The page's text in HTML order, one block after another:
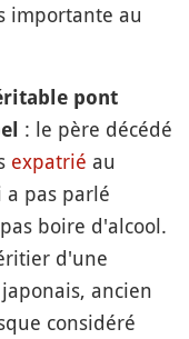
importante au
pont
: le père décédé
expatrié au
pas parlé
boire d'alcool.
d'une
ancien
considéré